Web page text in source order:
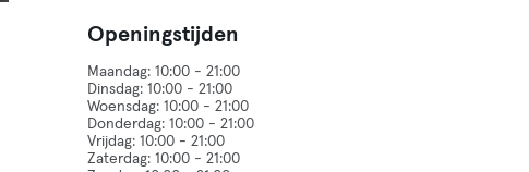
Openingstijden
Maandag: 10:00 - 21:00
Dinsdag: 10:00 - 21:00
Woensdag: 10:00 - 21:00
Donderdag: 10:00 - 21:00
Vrijdag: 10:00 - 21:00
Zaterdag: 10:00 - 21:00